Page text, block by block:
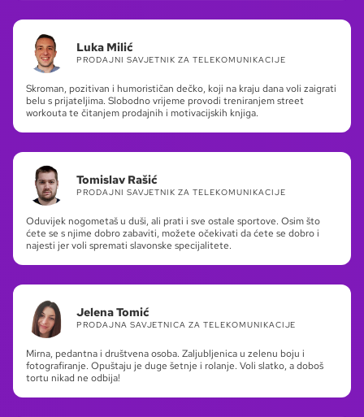
Luka Milić
PRODAJNI SAVJETNIK ZA TELEKOMUNIKACIJE
Skroman, pozitivan i humorističan dečko, koji na kraju dana voli zaigrati
belu s prijateljima. Slobodno vrijeme provodi treniranjem street
workouta te čitanjem prodajnih i motivacijskih knjiga.
Tomislav Rašić
PRODAJNI SAVJETNIK ZA TELEKOMUNIKACIJE
Oduvijek nogometaš u duši, ali prati i sve ostale sportove. Osim što
ćete se s njime dobro zabaviti, možete očekivati da ćete se dobro i
najesti jer voli spremati slavonske specijalitete.
Jelena Tomić
PRODAJNA SAVJETNICA ZA TELEKOMUNIKACIJE
Mirna, pedantna i društvena osoba. Zaljubljenica u zelenu boju i
fotografiranje. Opuštaju je duge šetnje i rolanje. Voli slatko, a doboš
tortu nikad ne odbija!